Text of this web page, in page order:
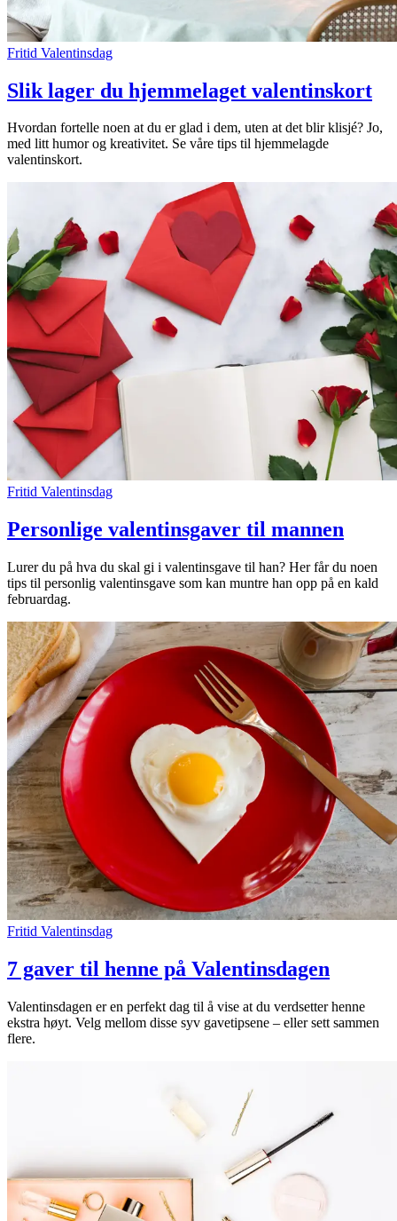
Finn frem
Kundeklubb
Fritid Valentinsdag
Slik lager du hjemmelaget valentinskort
Hvordan fortelle noen at du er glad i dem, uten at det blir klisjé? Jo,
med litt humor og kreativitet. Se våre tips til hjemmelagde
valentinskort.
Fritid Valentinsdag
Personlige valentinsgaver til mannen
Lurer du på hva du skal gi i valentinsgave til han? Her får du noen
tips til personlig valentinsgave som kan muntre han opp på en kald
februardag.
Fritid Valentinsdag
7 gaver til henne på Valentinsdagen
Valentinsdagen er en perfekt dag til å vise at du verdsetter henne
ekstra høyt. Velg mellom disse syv gavetipsene – eller sett sammen
flere.